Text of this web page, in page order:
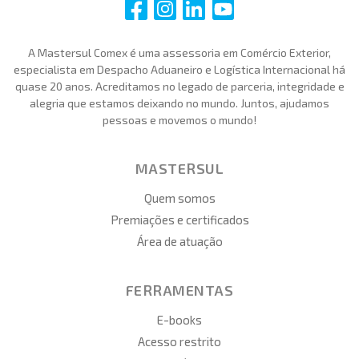
i i i i
A Mastersul Comex é uma assessoria em Comércio Exterior,
especialista em Despacho Aduaneiro e Logística Internacional há
quase 20 anos. Acreditamos no legado de parceria, integridade e
alegria que estamos deixando no mundo. Juntos, ajudamos
pessoas e movemos o mundo!
MASTERSUL
Quem somos
Premiações e certificados
Área de atuação
FERRAMENTAS
E-books
Acesso restrito